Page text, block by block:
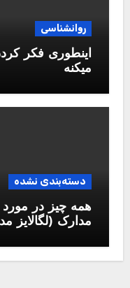
روانشناسی
اینطوری فکر
میکنه
دسته‌بندی نشده
همه چیز در
مدارک (لگالایز